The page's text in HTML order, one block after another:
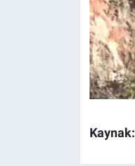
Kaynak:
Yerel Yaşam
Canlı Yayın